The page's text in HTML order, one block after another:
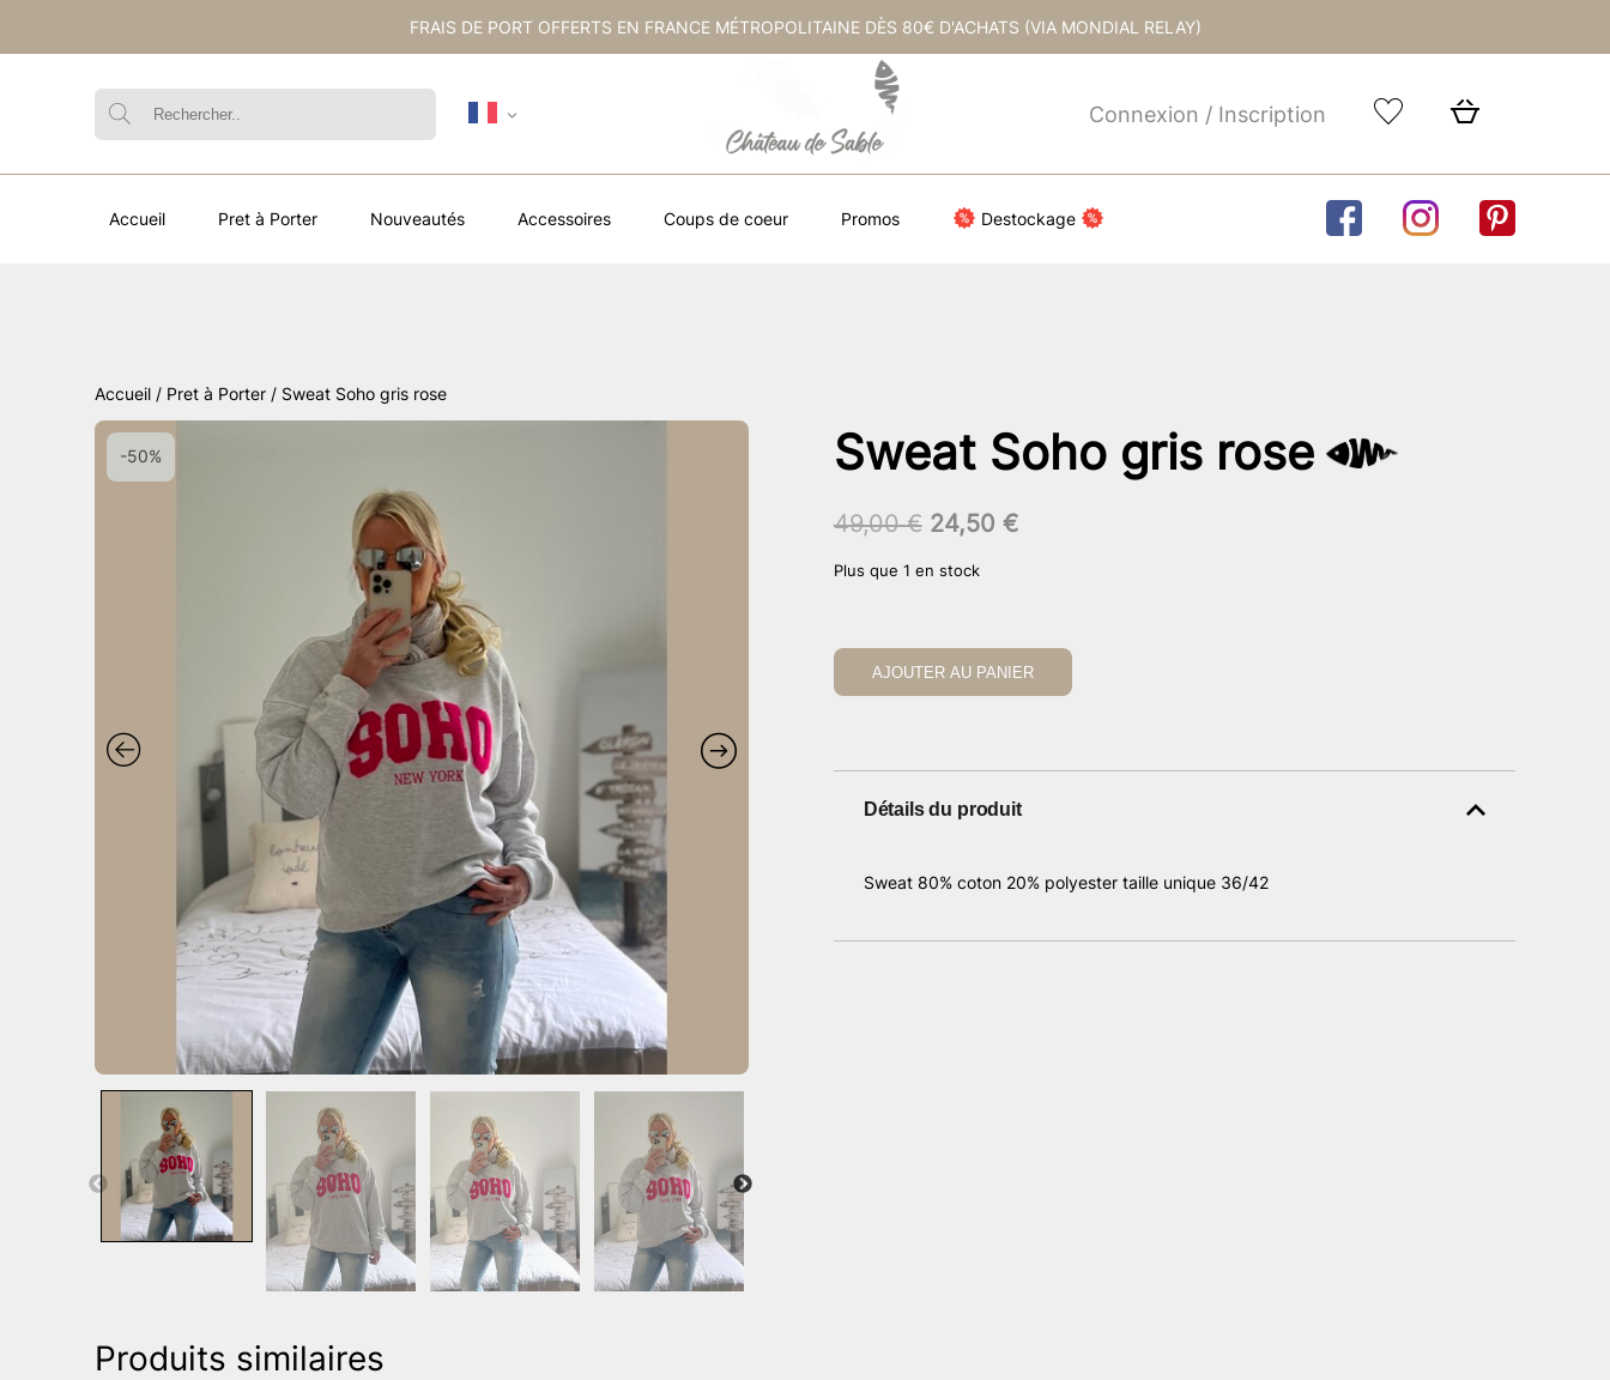
FRAIS DE PORT OFFERTS EN FRANCE MÉTROPOLITAINE DÈS 80€ D'ACHATS (VIA MONDIAL RELAY)
Connexion / Inscription
Accueil Pret à Porter Nouveautés Accessoires Coups de coeur Promos Destockage
Accueil / Pret à Porter / Sweat Soho gris rose
-50% Sweat Soho gris rose
49,00€ Le
initial
24,50 €Le
Plus que 1 en stock
AJOUTER AU PANIER
Détails du produit
Sweat 80% coton 20% polyester taille unique 36/42
Produits similaires